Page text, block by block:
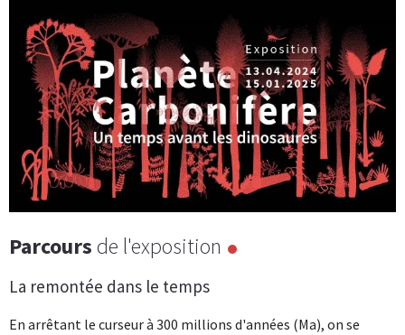
Parcours de l'exposition
La remontée dans le temps
En arrêtant le curseur à 300 millions d'années (Ma), on se